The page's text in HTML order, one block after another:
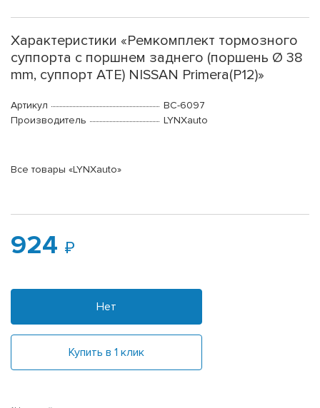
Характеристики «Ремкомплект тормозного
суппорта с поршнем заднего (поршень Ø 38
mm, суппорт ATE) NISSAN Primera(P12)»
Артикул
BC-6097
Производитель
LYNXauto
Все товары «LYNXauto»
924
Нет
Купить в 1 клик